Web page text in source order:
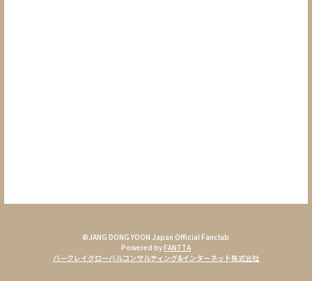
©JANG DONG YOON Japan Official Fanclub
Powered by FANTTA
バークレイグローバルコンサルティング&インターネット株式会社